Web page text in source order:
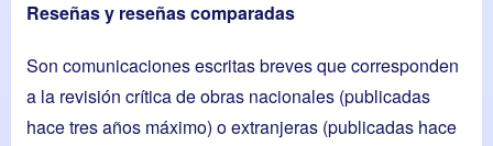
Reseñas y reseñas comparadas
Son comunicaciones escritas breves que corresponden
a la revisión crítica de obras nacionales (publicadas
hace tres años máximo) o extranjeras (publicadas hace